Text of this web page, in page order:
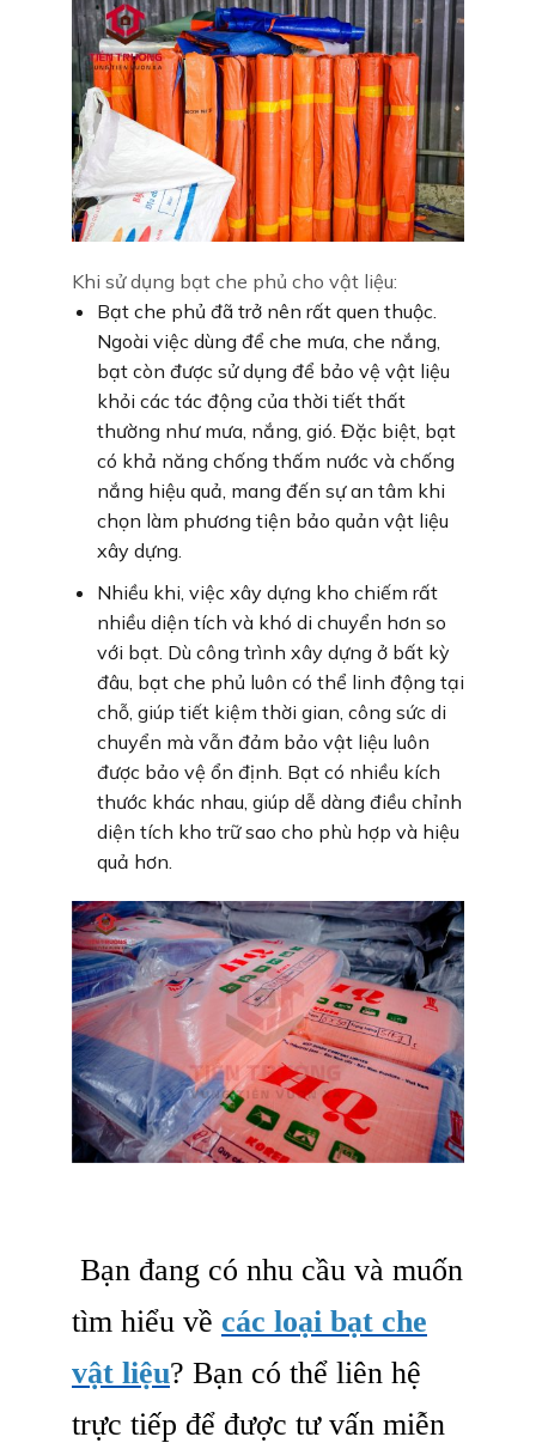
Khi sử dụng bạt che phủ cho vật liệu:
Bạt che phủ đã trở nên rất quen thuộc.
Ngoài việc dùng để che mưa, che nắng,
bạt còn được sử dụng để bảo vệ vật liệu
khỏi các tác động của thời tiết thất
thường như mưa, nắng, gió. Đặc biệt, bạt
có khả năng chống thấm nước và chống
nắng hiệu quả, mang đến sự an tâm khi
chọn làm phương tiện bảo quản vật liệu
xây dựng.
Nhiều khi, việc xây dựng kho chiếm rất
nhiều diện tích và khó di chuyển hơn so
với bạt. Dù công trình xây dựng ở bất kỳ
đâu, bạt che phủ luôn có thể linh động tại
chỗ, giúp tiết kiệm thời gian, công sức di
chuyển mà vẫn đảm bảo vật liệu luôn
được bảo vệ ổn định. Bạt có nhiều kích
thước khác nhau, giúp dễ dàng điều chỉnh
diện tích kho trữ sao cho phù hợp và hiệu
quả hơn.
Bạn đang có nhu cầu và muốn
tìm hiểu về các loại bạt che
vật liệu? Bạn có thể liên hệ
trực tiếp để được tư vấn miễn